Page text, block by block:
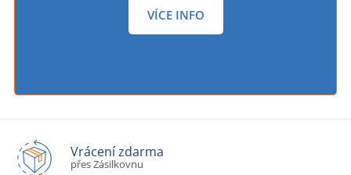
VÍCE INFO
Vrácení zdarma
přes Zásilkovnu